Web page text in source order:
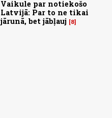
Vaikule par notiekošo
Latvijā: Par to ne tikai
jārunā, bet jābļauj
8